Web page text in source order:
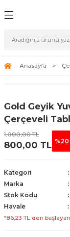
Tablolar
Tablolar
Sanat
Anasayfa
Gold Geyik
Çerçeveli
1.000,00 TL
800,00 TL %20
Kategori
Marka
Stok Kodu
Havale
*86,23 TL den